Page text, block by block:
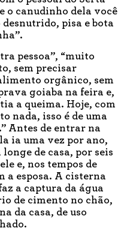
o canudinho dela você
pisa e bota
pessoa”, “muito
sem precisar
orgânico, sem
goiaba na feira e,
a queima. Hoje, com
nada, isso é de uma
Antes de entrar na
ia uma vez por ano,
de casa, por seis
e, nos tempos de
a esposa. A cisterna
a captura da água
de cimento no chão,
da casa, de uso